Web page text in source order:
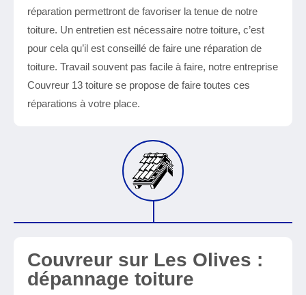
réparation permettront de favoriser la tenue de notre
toiture. Un entretien est nécessaire notre toiture, c’est
pour cela qu’il est conseillé de faire une réparation de
toiture. Travail souvent pas facile à faire, notre entreprise
Couvreur 13 toiture se propose de faire toutes ces
réparations à votre place.
Couvreur sur Les Olives :
dépannage toiture